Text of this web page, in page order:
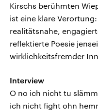
Kirschs berühmten
ist eine klare
realitätsnahe,
reflektierte Poesie
wirklichkeitsfremder
Interview
O no ich nicht tu
ich nicht fight ohn